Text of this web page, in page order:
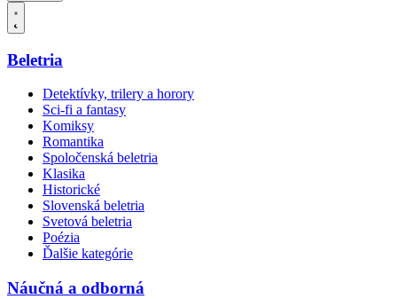
Beletria
Detektívky, trilery a horory
Sci-fi a fantasy
Komiksy
Romantika
Spoločenská beletria
Klasika
Historické
Slovenská beletria
Svetová beletria
Poézia
Ďalšie kategórie
Náučná a odborná